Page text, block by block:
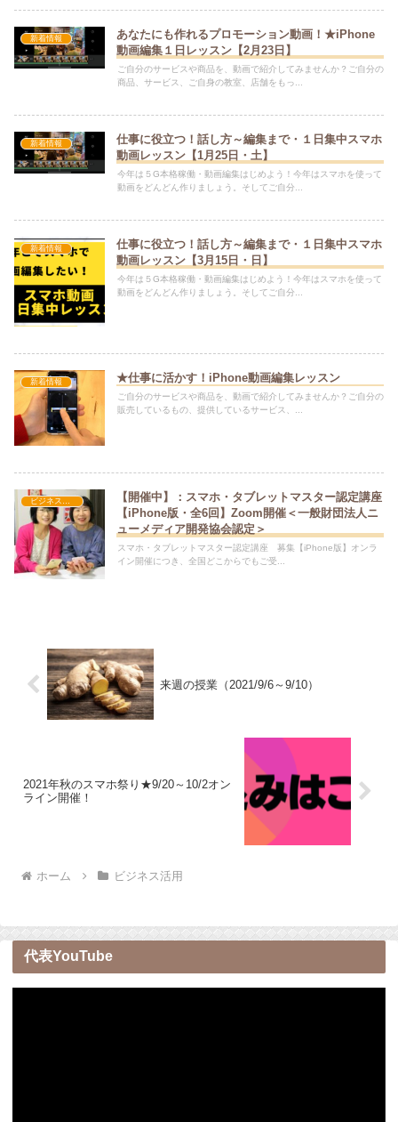
新着情報
あなたにも作れるプロモーション動画！★iPhone
動画編集１日レッスン【2月23日】
ご自分のサービスや商品を、動画で紹介してみませんか？ご自分の
商品、サービス、ご自身の教室、店舗をもっ...
新着情報
仕事に役立つ！話し方～編集まで・１日集中スマホ
動画レッスン【1月25日・土】
今年は５G本格稼働・動画編集はじめよう！今年はスマホを使って
動画をどんどん作りましょう。そしてご自分...
新着情報
仕事に役立つ！話し方～編集まで・１日集中スマホ
動画レッスン【3月15日・日】
今年は５G本格稼働・動画編集はじめよう！今年はスマホを使って
動画をどんどん作りましょう。そしてご自分...
新着情報 ★仕事に活かす！iPhone動画編集レッスン
ご自分のサービスや商品を、動画で紹介してみませんか？ご自分の
販売しているもの、提供しているサービス、...
【開催中】：スマホ・タブレットマスター認定講座
【iPhone版・全6回】Zoom開催＜一般財団法人ニ
ューメディア開発協会認定＞
スマホ・タブレットマスター認定講座 募集【iPhone版】オンラ
イン開催につき、全国どこからでもご受...
来週の授業（2021/9/6～9/10）
2021年秋のスマホ祭り★9/20～10/2オン
ライン開催！
ホーム ビジネス活用
代表YouTube